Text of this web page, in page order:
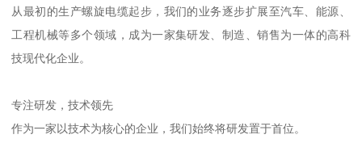
从最初的生产螺旋电缆起步，我们的业务逐步扩展至汽车、能源、
工程机械等多个领域，成为一家集研发、制造、销售为一体的高科
技现代化企业。
专注研发，技术领先
作为一家以技术为核心的企业，我们始终将研发置于首位。